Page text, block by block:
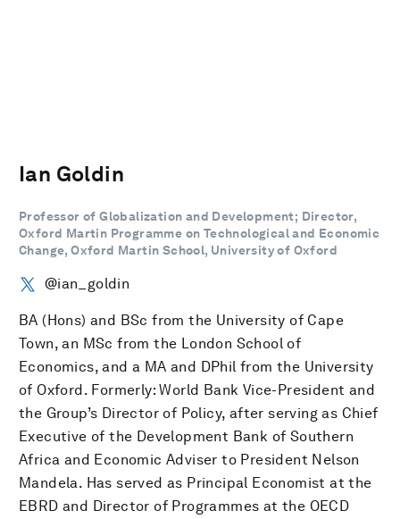
Ian Goldin
Professor of Globalization and Development; Director,
Oxford Martin Programme on Technological and Economic
Change, Oxford Martin School, University of Oxford
@ian_goldin
BA (Hons) and BSc from the University of Cape
Town, an MSc from the London School of
Economics, and a MA and DPhil from the University
of Oxford. Formerly: World Bank Vice-President and
the Group’s Director of Policy, after serving as Chief
Executive of the Development Bank of Southern
Africa and Economic Adviser to President Nelson
Mandela. Has served as Principal Economist at the
EBRD and Director of Programmes at the OECD